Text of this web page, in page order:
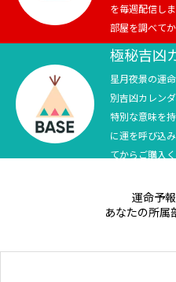
競馬
テニス四大大会・五輪
テニス四大大会・五輪
を毎週配信し
部屋を調べて
極秘吉凶
星月夜景の運
別吉凶カレン
特別な意味を
に運を呼び込
てからご購入く
運命予
あなたの所属